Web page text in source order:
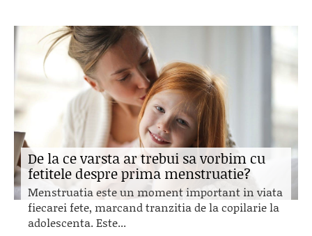
De la ce varsta ar trebui sa vorbim cu
fetitele despre prima menstruatie?
Menstruatia este un moment important in viata
fiecarei fete, marcand tranzitia de la copilarie la
adolescenta. Este...